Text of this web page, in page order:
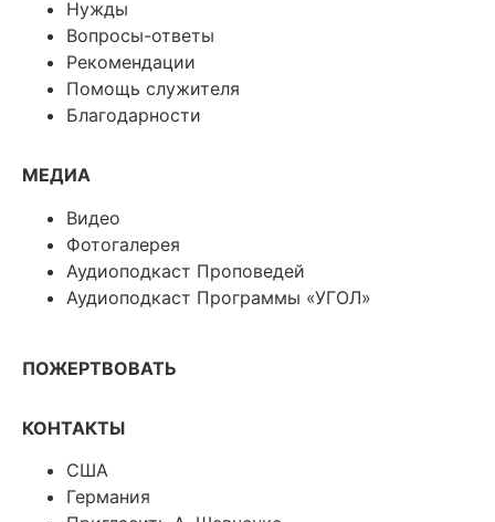
Нужды
Вопросы-ответы
Рекомендации
Помощь служителя
Благодарности
МЕДИА
Видео
Фотогалерея
Аудиоподкаст Проповедей
Аудиоподкаст Программы «УГОЛ»
ПОЖЕРТВОВАТЬ
КОНТАКТЫ
США
Германия